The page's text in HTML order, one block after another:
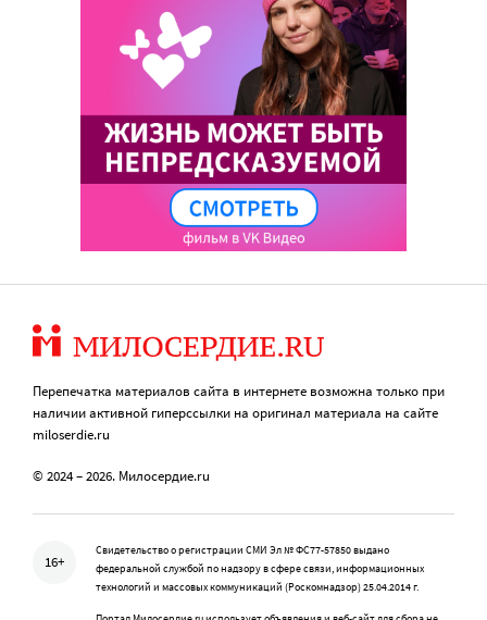
Перепечатка материалов сайта в интернете возможна только при
наличии активной гиперссылки на оригинал материала на сайте
miloserdie.ru
© 2024 – 2026. Милосердие.ru
16+
Свидетельство о регистрации СМИ Эл № ФС77-57850 выдано
федеральной службой по надзору в сфере связи, информационных
технологий и массовых коммуникаций (Роскомнадзор) 25.04.2014 г.